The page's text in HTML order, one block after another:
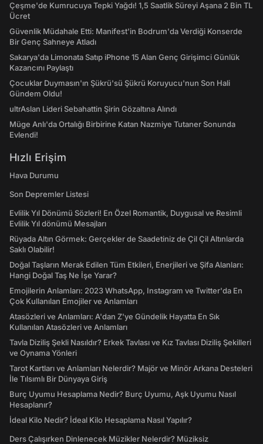
Çeşme'de Kumrucuya Tepki Yağdı! 1,5 Saatlik Süreyi Aşana 2 Bin TL
Ücret
Güvenlik Müdahale Etti: Manifest'in Bodrum'da Verdiği Konserde
Bir Genç Sahneye Atladı
Sakarya'da Limonata Satıp iPhone 15 Alan Genç Girişimci Günlük
Kazancını Paylaştı
Çocuklar Duymasın'ın Şükrü'sü Şükrü Koruyucu'nun Son Hali
Gündem Oldu!
ultrAslan Lideri Sebahattin Şirin Gözaltına Alındı
Müge Anlı'da Ortalığı Birbirine Katan Nazmiye Tutaner Sonunda
Evlendi!
Hızlı Erişim
Hava Durumu
Son Depremler Listesi
Evlilik Yıl Dönümü Sözleri! En Özel Romantik, Duygusal ve Resimli
Evlilik Yıl dönümü Mesajları
Rüyada Altın Görmek: Gerçekler de Saadetiniz de Çil Çil Altınlarda
Saklı Olabilir!
Doğal Taşların Merak Edilen Tüm Etkileri, Enerjileri ve Şifa Alanları:
Hangi Doğal Taş Ne İşe Yarar?
Emojilerin Anlamları: 2023 WhatsApp, Instagram ve Twitter'da En
Çok Kullanılan Emojiler ve Anlamları
Atasözleri ve Anlamları: A'dan Z'ye Gündelik Hayatta En Sık
Kullanılan Atasözleri ve Anlamları
Tavla Diziliş Şekli Nasıldır? Erkek Tavlası ve Kız Tavlası Diziliş Şekilleri
ve Oynama Yönleri
Tarot Kartları ve Anlamları Nelerdir? Majör ve Minör Arkana Desteleri
İle Tılsımlı Bir Dünyaya Giriş
Burç Uyumu Hesaplama Nedir? Burç Uyumu, Aşk Uyumu Nasıl
Hesaplanır?
İdeal Kilo Nedir? İdeal Kilo Hesaplama Nasıl Yapılır?
Ders Çalışırken Dinlenecek Müzikler Nelerdir? Müziksiz